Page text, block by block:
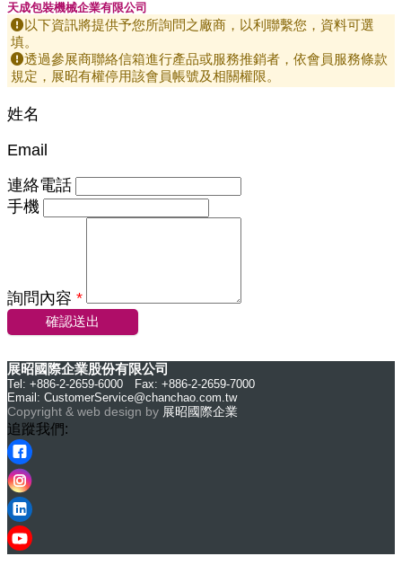
天成包裝機械企業有限公司
以下資訊將提供予您所詢問之廠商，以利聯繫您，資料可選
填。
透過參展商聯絡信箱進行產品或服務推銷者，依會員服務條款
規定，展昭有權停用該會員帳號及相關權限。
姓名
Email
連絡電話
手機
詢問內容 *
確認送出
展昭國際企業股份有限公司
Tel: +886-2-2659-6000 Fax: +886-2-2659-7000
Email: CustomerService@chanchao.com.tw
Copyright & web design by 展昭國際企業
追蹤我們: